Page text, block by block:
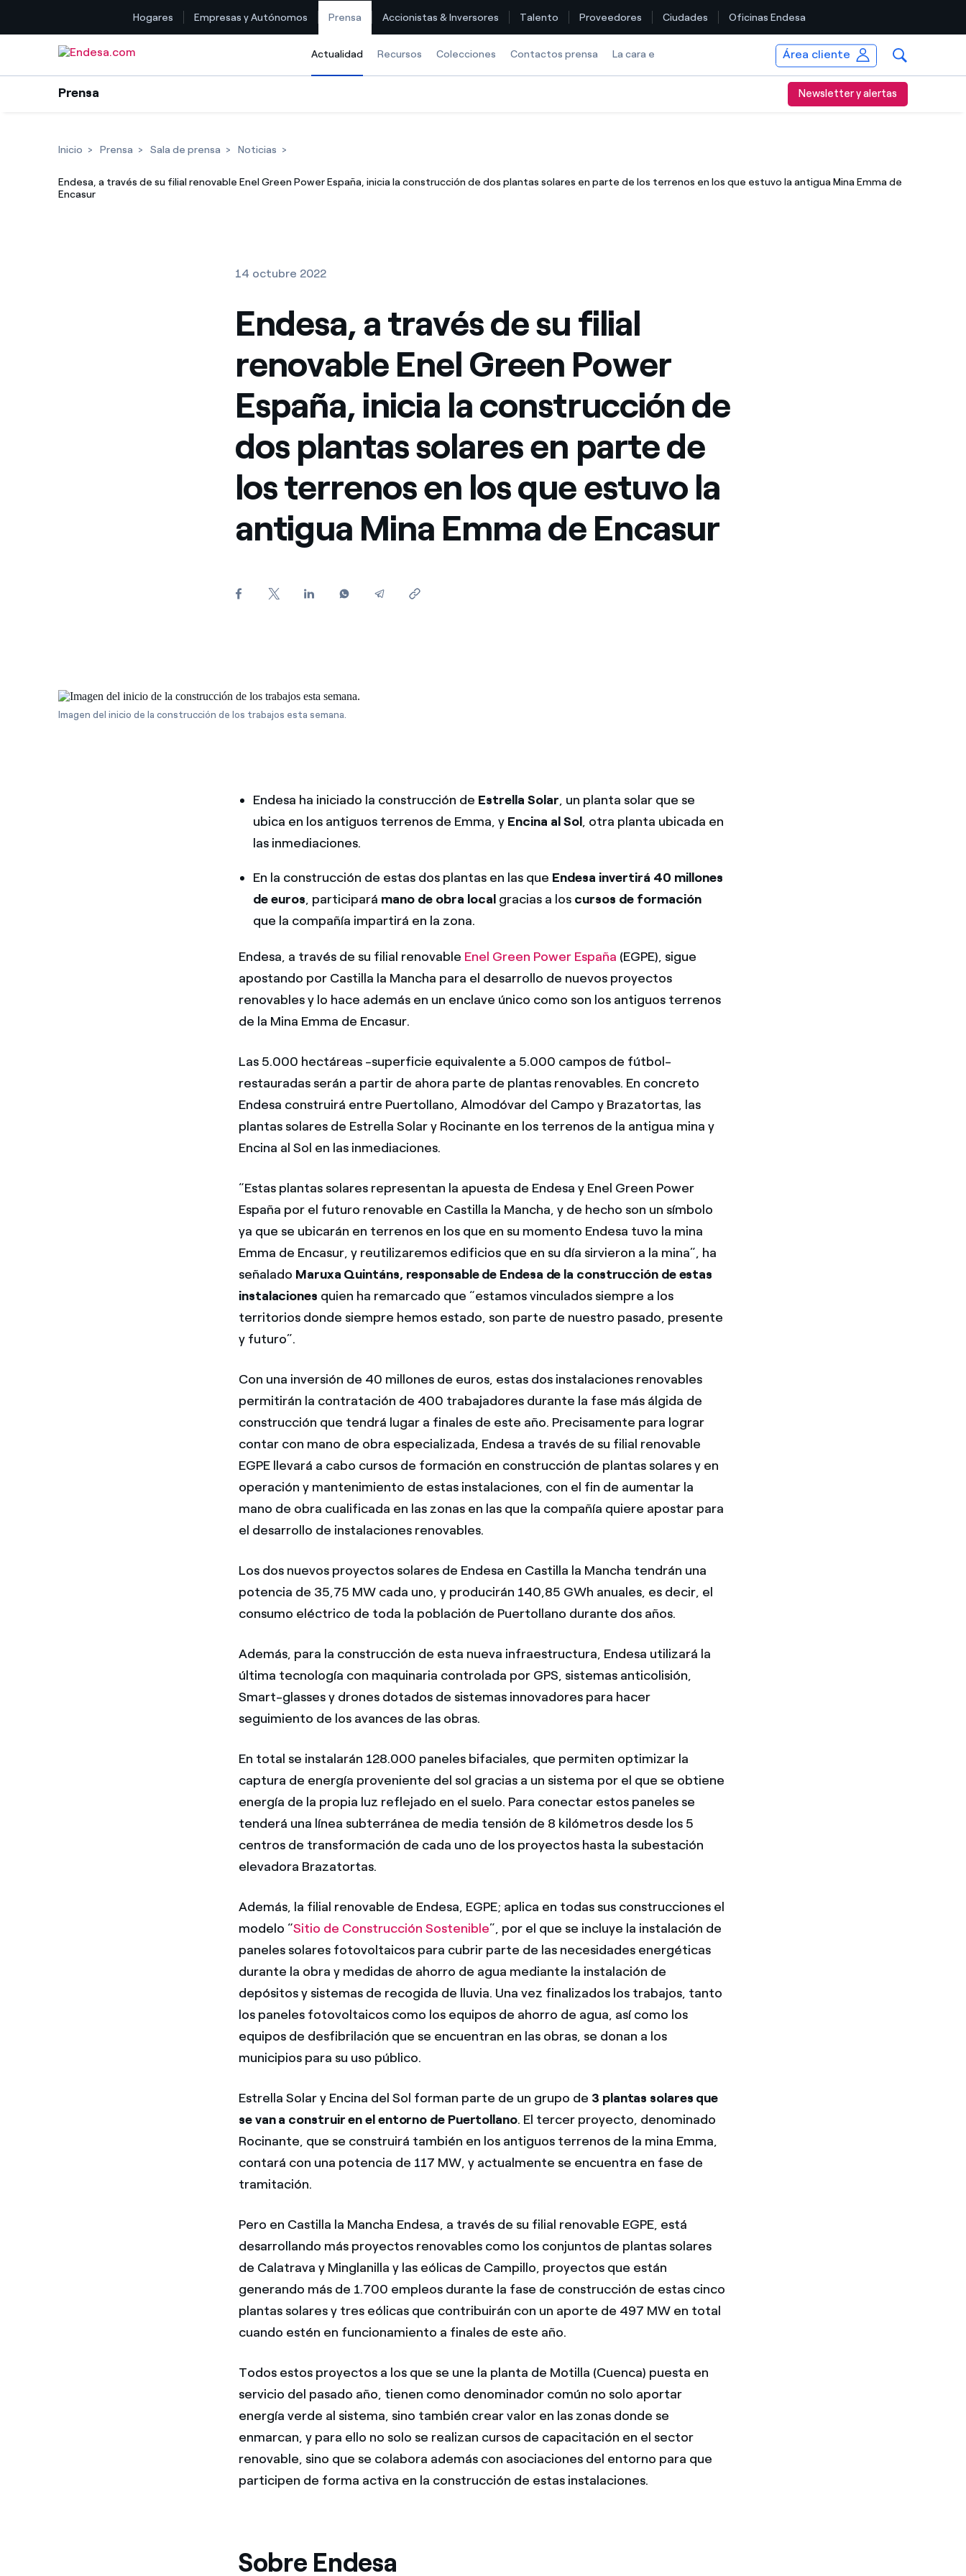
Hogares Empresas y Autónomos Prensa Accionistas & Inversores Talento Proveedores Ciudades Oficinas Endesa
Actualidad Selected item
Recursos Colecciones Contactos prensa La cara e Área cliente
Ofertas para autónomos y Pymes
¿Gestionas varias comunidades de propietarios?
Prensa Newsletter y alertas
Inicio Prensa Sala de prensa Noticias
Endesa, a través de su filial renovable Enel Green Power España, inicia la construcción de dos plantas solares en parte de los terrenos en los que estuvo la antigua Mina Emma de
Encasur
14 octubre 2022
Endesa, a través de su filial
renovable Enel Green Power
España, inicia la construcción de
dos plantas solares en parte de
los terrenos en los que estuvo la
antigua Mina Emma de Encasur
Imagen del inicio de la construcción de los trabajos esta semana.
Endesa ha iniciado la construcción de Estrella Solar, un planta solar que se
ubica en los antiguos terrenos de Emma, y Encina al Sol, otra planta ubicada en
las inmediaciones.
En la construcción de estas dos plantas en las que Endesa invertirá 40 millones
de euros, participará mano de obra local gracias a los cursos de formación
que la compañía impartirá en la zona.
Endesa, a través de su filial renovable Enel Green Power España (EGPE), sigue
apostando por Castilla la Mancha para el desarrollo de nuevos proyectos
renovables y lo hace además en un enclave único como son los antiguos terrenos
de la Mina Emma de Encasur.
Las 5.000 hectáreas -superficie equivalente a 5.000 campos de fútbol-
restauradas serán a partir de ahora parte de plantas renovables. En concreto
Endesa construirá entre Puertollano, Almodóvar del Campo y Brazatortas, las
plantas solares de Estrella Solar y Rocinante en los terrenos de la antigua mina y
Encina al Sol en las inmediaciones.
“Estas plantas solares representan la apuesta de Endesa y Enel Green Power
España por el futuro renovable en Castilla la Mancha, y de hecho son un símbolo
ya que se ubicarán en terrenos en los que en su momento Endesa tuvo la mina
Emma de Encasur, y reutilizaremos edificios que en su día sirvieron a la mina”, ha
señalado Maruxa Quintáns, responsable de Endesa de la construcción de estas
instalaciones quien ha remarcado que “estamos vinculados siempre a los
territorios donde siempre hemos estado, son parte de nuestro pasado, presente
y futuro”.
Con una inversión de 40 millones de euros, estas dos instalaciones renovables
permitirán la contratación de 400 trabajadores durante la fase más álgida de
construcción que tendrá lugar a finales de este año. Precisamente para lograr
contar con mano de obra especializada, Endesa a través de su filial renovable
EGPE llevará a cabo cursos de formación en construcción de plantas solares y en
operación y mantenimiento de estas instalaciones, con el fin de aumentar la
mano de obra cualificada en las zonas en las que la compañía quiere apostar para
el desarrollo de instalaciones renovables.
Los dos nuevos proyectos solares de Endesa en Castilla la Mancha tendrán una
potencia de 35,75 MW cada uno, y producirán 140,85 GWh anuales, es decir, el
consumo eléctrico de toda la población de Puertollano durante dos años.
Además, para la construcción de esta nueva infraestructura, Endesa utilizará la
última tecnología con maquinaria controlada por GPS, sistemas anticolisión,
Smart-glasses y drones dotados de sistemas innovadores para hacer
seguimiento de los avances de las obras.
En total se instalarán 128.000 paneles bifaciales, que permiten optimizar la
captura de energía proveniente del sol gracias a un sistema por el que se obtiene
energía de la propia luz reflejado en el suelo. Para conectar estos paneles se
tenderá una línea subterránea de media tensión de 8 kilómetros desde los 5
centros de transformación de cada uno de los proyectos hasta la subestación
elevadora Brazatortas.
Además, la filial renovable de Endesa, EGPE; aplica en todas sus construcciones el
modelo “Sitio de Construcción Sostenible”, por el que se incluye la instalación de
paneles solares fotovoltaicos para cubrir parte de las necesidades energéticas
durante la obra y medidas de ahorro de agua mediante la instalación de
depósitos y sistemas de recogida de lluvia. Una vez finalizados los trabajos, tanto
los paneles fotovoltaicos como los equipos de ahorro de agua, así como los
equipos de desfibrilación que se encuentran en las obras, se donan a los
municipios para su uso público.
Estrella Solar y Encina del Sol forman parte de un grupo de 3 plantas solares que
se van a construir en el entorno de Puertollano. El tercer proyecto, denominado
Rocinante, que se construirá también en los antiguos terrenos de la mina Emma,
contará con una potencia de 117 MW, y actualmente se encuentra en fase de
tramitación.
Pero en Castilla la Mancha Endesa, a través de su filial renovable EGPE, está
desarrollando más proyectos renovables como los conjuntos de plantas solares
de Calatrava y Minglanilla y las eólicas de Campillo, proyectos que están
generando más de 1.700 empleos durante la fase de construcción de estas cinco
plantas solares y tres eólicas que contribuirán con un aporte de 497 MW en total
cuando estén en funcionamiento a finales de este año.
Todos estos proyectos a los que se une la planta de Motilla (Cuenca) puesta en
servicio del pasado año, tienen como denominador común no solo aportar
energía verde al sistema, sino también crear valor en las zonas donde se
enmarcan, y para ello no solo se realizan cursos de capacitación en el sector
renovable, sino que se colabora además con asociaciones del entorno para que
participen de forma activa en la construcción de estas instalaciones.
Sobre Endesa